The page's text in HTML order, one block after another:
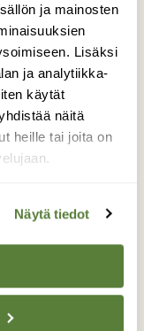
ja mainosten
Lisäksi
ja analytiikka-
käytät
näitä
heille tai joita on
Näytä tiedot
Huhtikuu